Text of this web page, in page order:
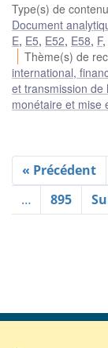
Type(s) de contenu
Document
E, E5, E52, E58, F,
Thème(s) de
international,
et transmission de
monétaire et mise
« Précédent
…
895